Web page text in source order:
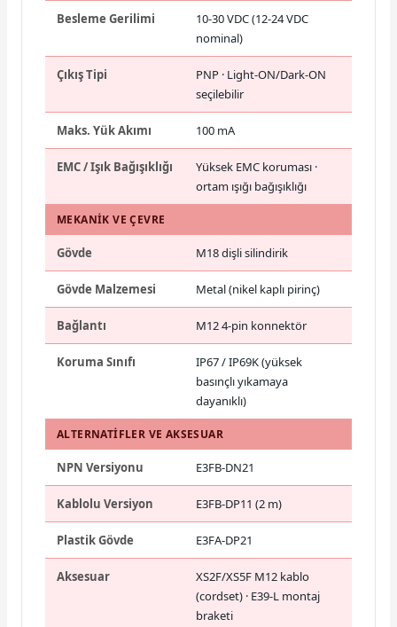
Besleme Gerilimi
10-30 VDC (12-24 VDC
nominal)
Çıkış Tipi
PNP · Light-ON/Dark-ON
seçilebilir
Maks. Yük Akımı 100 mA
EMC / Işık Bağışıklığı
Yüksek EMC koruması ·
ortam ışığı bağışıklığı
MEKANIK VE ÇEVRE
Gövde M18 dişli silindirik
Gövde Malzemesi Metal (nikel kaplı pirinç)
Bağlantı M12 4-pin konnektör
Koruma Sınıfı
IP67 / IP69K (yüksek
basınçlı yıkamaya
dayanıklı)
ALTERNATIFLER VE AKSESUAR
NPN Versiyonu E3FB-DN21
Kablolu Versiyon E3FB-DP11 (2 m)
Plastik Gövde E3FA-DP21
Aksesuar
XS2F/XS5F M12 kablo
(cordset) · E39-L montaj
braketi